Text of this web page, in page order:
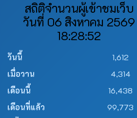
สถิติจำนวนผู้เข้าชมเว็บ
วันที่ 06 สิงหาคม 2569
18:28:52
วันนี้
1,612
เมื่อวาน
4,314
เดือนนี้
16,438
เดือนที่แล้ว
99,773